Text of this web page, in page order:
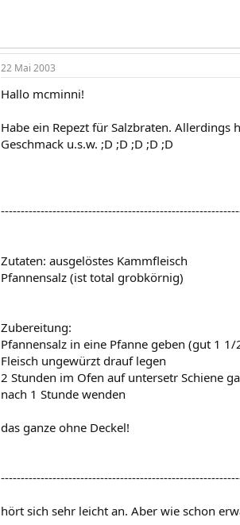
22 Mai 2003
Hallo mcminni!
Habe ein Repezt für Salzbraten.
Geschmack u.s.w. ;D ;D ;D ;D ;D
Zutaten: ausgelöstes Kammfleisch
Pfannensalz (ist total grobkörnig)
Zubereitung:
Pfannensalz in eine Pfanne geben (gut 1 1/
Fleisch ungewürzt drauf legen
2 Stunden im Ofen auf untersetr Schiene
nach 1 Stunde wenden
das ganze ohne Deckel!
hört sich sehr leicht an. Aber wie schon